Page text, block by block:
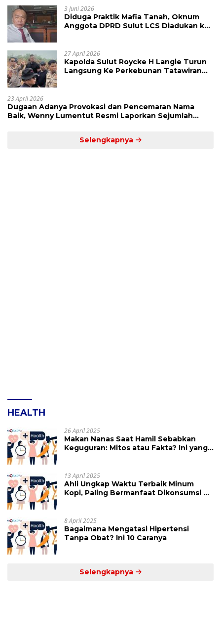
3 Juni 2026
Diduga Praktik Mafia Tanah, Oknum
Anggota DPRD Sulut LCS Diadukan ke
27 April 2026
Kapolda Sulut Roycke H Langie Turun
Langsung Ke Perkebunan Tatawiran
23 April 2026
Dugaan Adanya Provokasi dan Pencemaran Nama
Baik, Wenny Lumentut Resmi Laporkan Sejumlah
Selengkapnya
HEALTH
26 April 2025
Makan Nanas Saat Hamil Sebabkan
Keguguran: Mitos atau Fakta? Ini yang
13 April 2025
Ahli Ungkap Waktu Terbaik Minum
Kopi, Paling Bermanfaat Dikonsumsi di
8 April 2025
Bagaimana Mengatasi Hipertensi
Tanpa Obat? Ini 10 Caranya
Selengkapnya